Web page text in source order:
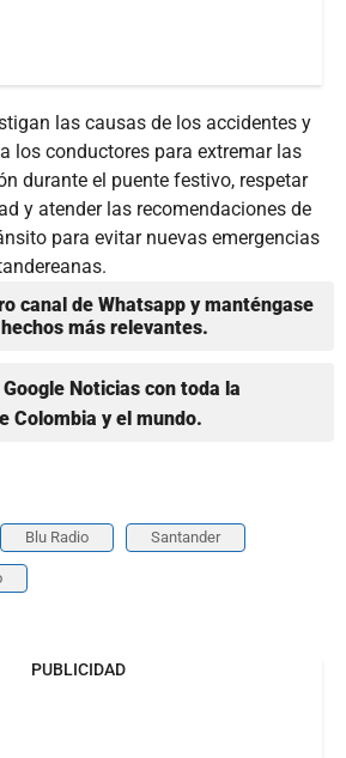
las causas de los accidentes y
los conductores para extremar las
durante el puente festivo, respetar
y atender las recomendaciones de
para evitar nuevas emergencias
canal de Whatsapp y manténgase
más relevantes.
Noticias con toda la
Colombia y el mundo.
Blu Radio Santander
PUBLICIDAD